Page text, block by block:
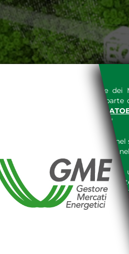
L'accesso al sito del Gestore
espressa e senza riserve, da
SITO INTERNET
"
Le informazioni e i dati presenti
tutelati secondo quanto previsto
E' espressamente vietato
parte, quanto previsto nelle
Dichiaro di conoscere e
DEL SITO INTERNET
Dichiaro di conoscere e
del codice civile, le seguenti
DATI PUBBLICATI DAL